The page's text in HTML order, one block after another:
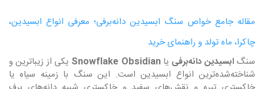
مقاله جامع خواص سنگ ابسیدین دانه‌برفی؛ معرفی انواع ابسیدین،
چاکرا، ماه تولد و راهنمای خرید
سنگابسیدین دانه‌برفی یاSnowflake Obsidian یکی از زیباترین و
شناخته‌شده‌ترین انواع ابسیدین است. این سنگ با زمینه سیاه یا